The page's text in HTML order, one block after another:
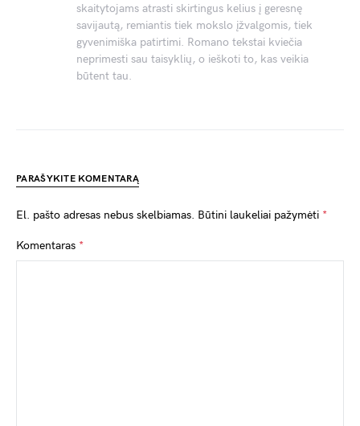
skaitytojams atrasti skirtingus kelius į geresnę
savijautą, remiantis tiek mokslo įžvalgomis, tiek
gyvenimiška patirtimi. Romano tekstai kviečia
neprimesti sau taisyklių, o ieškoti to, kas veikia
būtent tau.
PARAŠYKITE KOMENTARĄ
El. pašto adresas nebus skelbiamas. Būtini laukeliai pažymėti *
Komentaras *